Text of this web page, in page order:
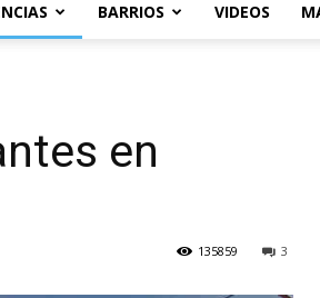
BARRIOS VIDEOS
en
3
135859